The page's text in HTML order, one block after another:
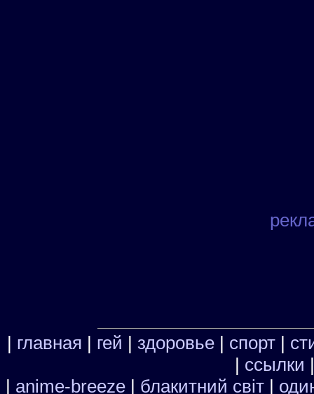
| главная | гей | здоровье | спорт |
| ссылки
| anime-breeze | блакитний свiт |